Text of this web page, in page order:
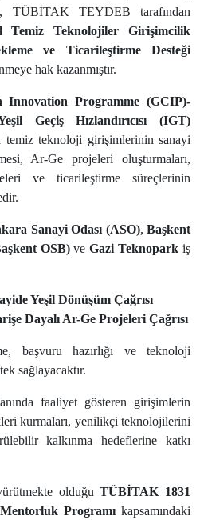
TÜBİTAK TEYDEB tarafından
Temiz Teknolojiler Girişimcilik
ve Ticarileştirme Desteği
hak kazanmıştır.
Innovation Programme (GCIP)-
Geçiş Hızlandırıcısı (IGT)
temiz teknoloji girişimlerinin sanayi
Ar-Ge projeleri oluşturmaları,
ve ticarileştirme süreçlerinin
Sanayi Odası (ASO), Başkent
OSB)veGazi Teknopark iş
Yeşil Dönüşüm Çağrısı
Dayalı Ar-Ge Projeleri Çağrısı
başvuru hazırlığı ve teknoloji
sağlayacaktır.
faaliyet gösteren girişimlerin
kurmaları, yenilikçi teknolojilerini
kalkınma hedeflerine katkı
olduğuTÜBİTAK 1831
Programı kapsamındaki